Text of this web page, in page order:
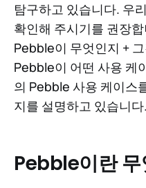
탐구하고 있습니다. 우
확인해 주시기를 권장
Pebble이 무엇인지 +
Pebble이 어떤 사용 케
의 Pebble 사용 케이스
지를 설명하고 있습니다.
Pebble이란 무